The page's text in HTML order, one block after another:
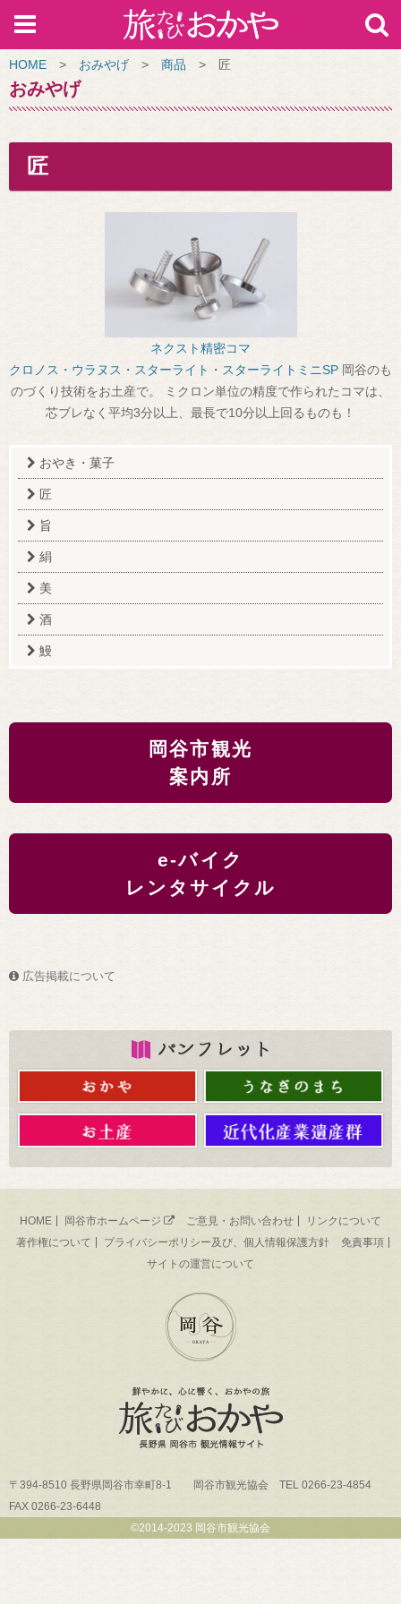
HOME > おみやげ > 商品 > 匠
おみやげ
匠
ネクスト精密コマ
クロノス・ウラヌス・スターライト・スターライトミニSP 岡谷のも
のづくり技術をお土産で。 ミクロン単位の精度で作られたコマは、
芯ブレなく平均3分以上、最長で10分以上回るものも！
おやき・菓子
匠
旨
絹
美
酒
鰻
岡谷市観光
案内所
e-バイク
レンタサイクル
広告掲載について
HOME 岡谷市ホームページ ご意見・お問い合わせ
リンクについて
著作権について
プライバシーポリシー及び、個人情報保護方針
免責事項
サイトの運営について
〒394-8510 長野県岡谷市幸町8-1 岡谷市観光協会 TEL 0266-23-4854
FAX 0266-23-6448
©2014-2023 岡谷市観光協会